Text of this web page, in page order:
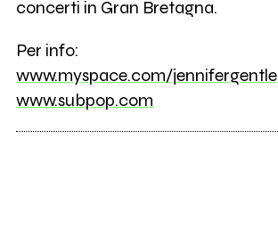
concerti in Gran Bretagna.
Per info:
www.myspace.com/jennifergentle
www.subpop.com